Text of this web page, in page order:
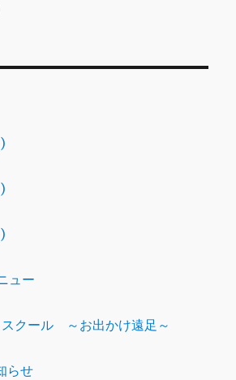
ュー
クール ～お出かけ遠足～
らせ